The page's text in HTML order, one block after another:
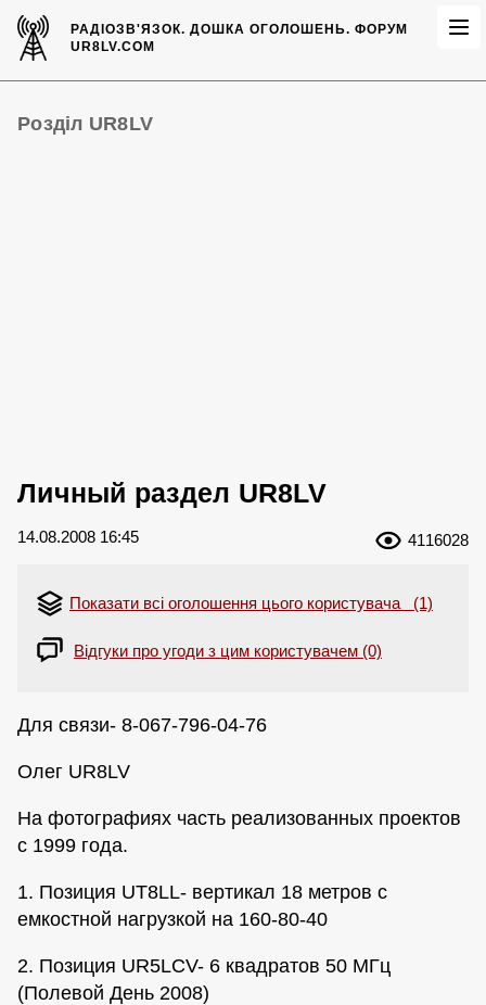
РАДІОЗВ'ЯЗОК.ДОШКА ОГОЛОШЕНЬ. ФОРУМ
UR8LV.COM
Розділ UR8LV
Личный раздел UR8LV
14.08.2008 16:45 4116028
Показати всі оголошення цього користувача (1)
Відгуки про угоди з цим користувачем (0)
Для связи- 8-067-796-04-76
Олег UR8LV
На фотографиях часть реализованных проектов
с 1999 года.
1. Позиция UT8LL- вертикал 18 метров с
емкостной нагрузкой на 160-80-40
2. Позиция UR5LCV- 6 квадратов 50 МГц
(Полевой День 2008)